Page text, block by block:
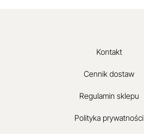
Kontakt
Cennik dostaw
Regulamin sklepu
Polityka prywatności